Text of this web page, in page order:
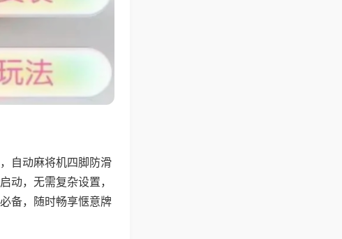
自动麻将机四脚防滑
动，无需复杂设置，
备，随时畅享惬意牌